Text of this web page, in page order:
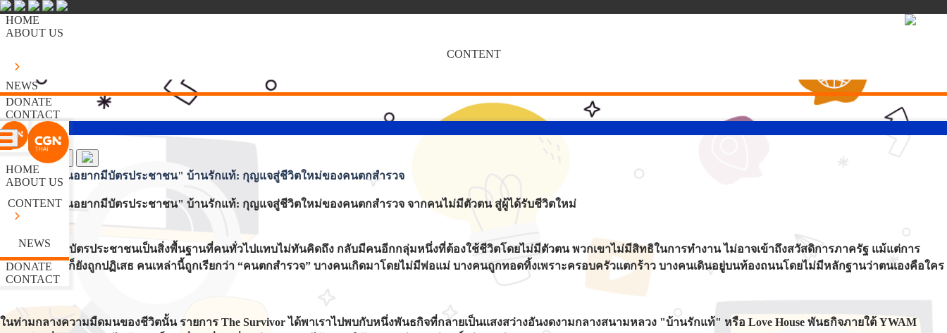
HOME
ABOUT US
CONTENT
NEWS
DONATE
CONTACT
HOME
ABOUT US
CONTENT
NEWS
DONATE
CONTACT
"เมื่อคนไร้บ้านอยากมีบัตรประชาชน" บ้านรักแท้: กุญแจสู่ชีวิตใหม่ของคนตกสำรวจ
"เมื่อคนไร้บ้านอยากมีบัตรประชาชน" บ้านรักแท้: กุญแจสู่ชีวิตใหม่ของคนตกสำรวจ จากคนไม่มีตัวตน สู่ผู้ได้รับชีวิตใหม่
ในโลกที่การมีบัตรประชาชนเป็นสิ่งพื้นฐานที่คนทั่วไปแทบไม่ทันคิดถึง กลับมีคนอีกกลุ่มหนึ่งที่ต้องใช้ชีวิตโดยไม่มีตัวตน พวกเขาไม่มีสิทธิในการทำงาน ไม่อาจเข้าถึงสวัสดิการภาครัฐ แม้แต่การ
รักษาพยาบาลก็ยังถูกปฏิเสธ คนเหล่านี้ถูกเรียกว่า “คนตกสำรวจ” บางคนเกิดมาโดยไม่มีพ่อแม่ บางคนถูกทอดทิ้งเพราะครอบครัวแตกร้าว บางคนเดินอยู่บนท้องถนนโดยไม่มีหลักฐานว่าตนเองคือใคร
ในท่ามกลางความมืดมนของชีวิตนั้น รายการ The Survivor ได้พาเราไปพบกับหนึ่งพันธกิจที่กลายเป็นแสงสว่างอันงดงามกลางสนามหลวง "บ้านรักแท้" หรือ Love House พันธกิจภายใต้ YWAM